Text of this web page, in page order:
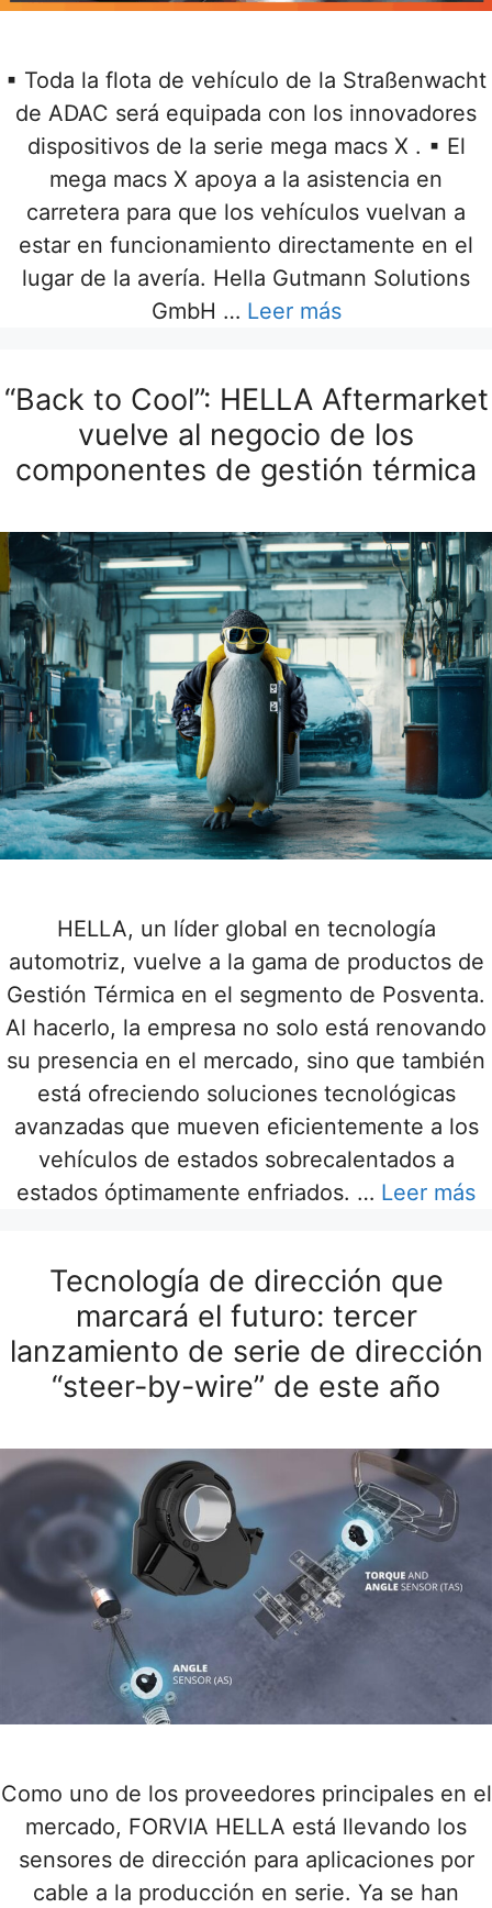
▪ Toda la flota de vehículo de la Straßenwacht
de ADAC será equipada con los innovadores
dispositivos de la serie mega macs X . ▪ El
mega macs X apoya a la asistencia en
carretera para que los vehículos vuelvan a
estar en funcionamiento directamente en el
lugar de la avería. Hella Gutmann Solutions
GmbH … Leer más
“Back to Cool”: HELLA Aftermarket
vuelve al negocio de los
componentes de gestión térmica
HELLA, un líder global en tecnología
automotriz, vuelve a la gama de productos de
Gestión Térmica en el segmento de Posventa.
Al hacerlo, la empresa no solo está renovando
su presencia en el mercado, sino que también
está ofreciendo soluciones tecnológicas
avanzadas que mueven eficientemente a los
vehículos de estados sobrecalentados a
estados óptimamente enfriados. … Leer más
Tecnología de dirección que
marcará el futuro: tercer
lanzamiento de serie de dirección
“steer-by-wire” de este año
Como uno de los proveedores principales en el
mercado, FORVIA HELLA está llevando los
sensores de dirección para aplicaciones por
cable a la producción en serie. Ya se han